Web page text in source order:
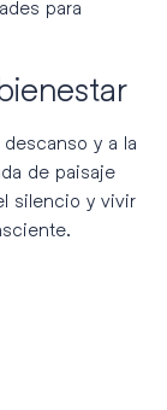
para
y a la
de paisaje
silencio y vivir